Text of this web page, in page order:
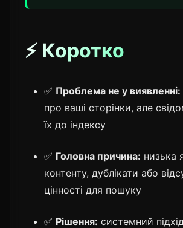
⚡ Коротко
✅ Проблема не у виявленні:
про ваші сторінки, але
їх до індексу
✅ Головна причина: низька
контенту, дублікати або
цінності для пошуку
✅ Рішення: системний